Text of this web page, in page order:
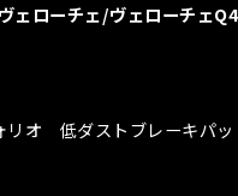
ェローチェ/ヴェローチ
オ 低ダストブレーキパ